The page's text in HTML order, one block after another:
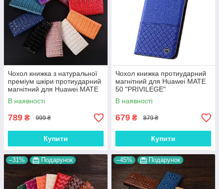
Чохол книжка з натуральної
преміум шкіри протиударний
магнітний для Huawei MATE
50 "CROCODILE"
В наявності
789 ₴ 999 ₴
Купити
Чохол книжка протиударний
магнітний для Huawei MATE
50 "PRIVILEGE"
В наявності
679 ₴ 879 ₴
Купити
–31% Подарунок –45% Подарунок